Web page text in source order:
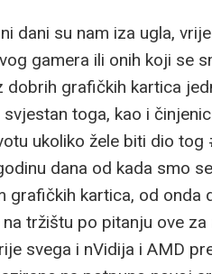
dani su nam iza ugla,
gamera ili onih koji se
dobrih grafičkih kartica
svjestan toga, kao i
ukoliko žele biti dio tog
dana od kada smo
grafičkih kartica, od onda
tržištu po pitanju ove
svega i nVidija i AMD